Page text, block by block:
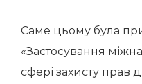
Саме цьому була
«Застосування
сфері захисту прав